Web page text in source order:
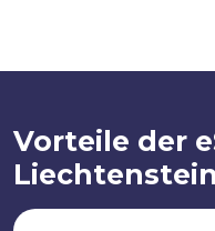
Vorteile der
Liechtenstein